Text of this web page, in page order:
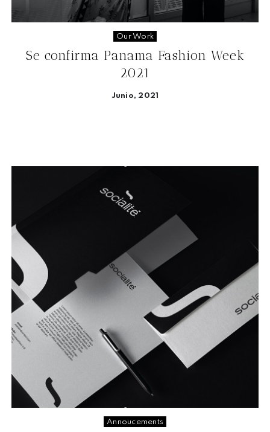
Our Work
Se confirma Panama Fashion Week
2021
Junio, 2021
Annoucements